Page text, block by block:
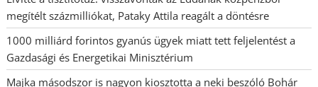
megítélt százmilliókat, Pataky Attila reagált a döntésre
1000 milliárd forintos gyanús ügyek miatt tett feljelentést a
Gazdasági és Energetikai Minisztérium
Majka másodszor is nagyon kiosztotta a neki beszóló Bohár